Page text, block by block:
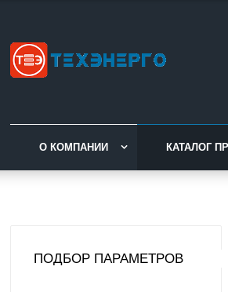
О КОМПАНИИ КАТАЛОГ
ПОДБОР ПАРАМЕТРОВ